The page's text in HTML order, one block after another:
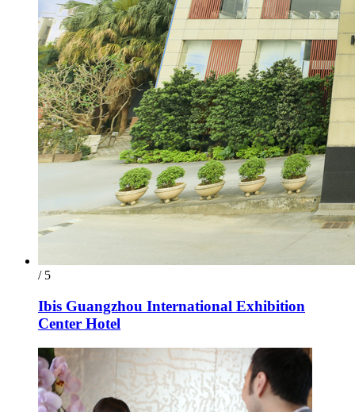
/ 5
Ibis Guangzhou International Exhibition
Center Hotel